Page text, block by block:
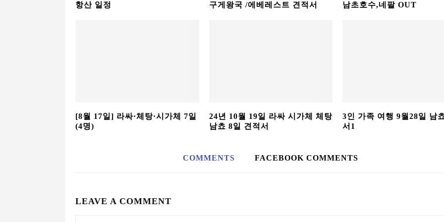
항산 일정 구게왕국 /에베레스트 견적서 남초호수,네팔 OUT
[8월 17일] 라싸·체탕·시가체 7일
(4명)
24년 10월 19일 라싸 시가체 체탕
남쵸 8일 견적서
3인 가족 여행 9월28일 남
서1
COMMENTS FACEBOOK COMMENTS
LEAVE A COMMENT